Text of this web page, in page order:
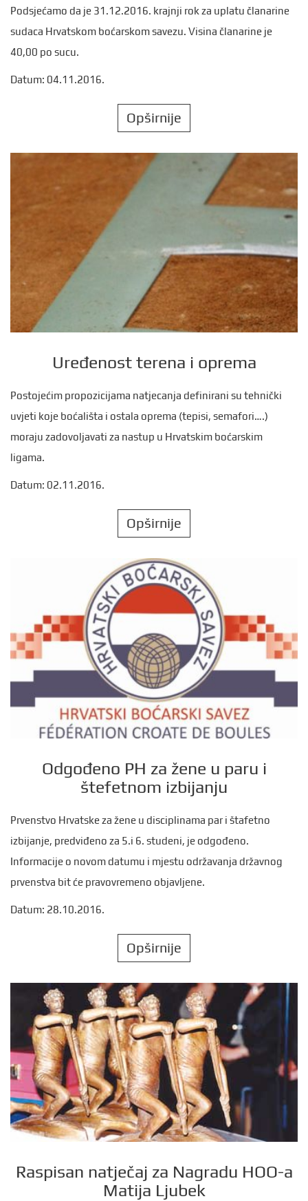
Podsjećamo da je 31.12.2016. krajnji rok za uplatu članarine
sudaca Hrvatskom boćarskom savezu. Visina članarine je
40,00 po sucu.
Datum: 04.11.2016.
Opširnije
Uređenost terena i oprema
Postojećim propozicijama natjecanja definirani su tehnički
uvjeti koje boćališta i ostala oprema (tepisi, semafori….)
moraju zadovoljavati za nastup u Hrvatskim boćarskim
ligama.
Datum: 02.11.2016.
Opširnije
Odgođeno PH za žene u paru i
štefetnom izbijanju
Prvenstvo Hrvatske za žene u disciplinama par i štafetno
izbijanje, predviđeno za 5.i 6. studeni, je odgođeno.
Informacije o novom datumu i mjestu održavanja državnog
prvenstva bit će pravovremeno objavljene.
Datum: 28.10.2016.
Opširnije
Raspisan natječaj za Nagradu HOO-a
Matija Ljubek